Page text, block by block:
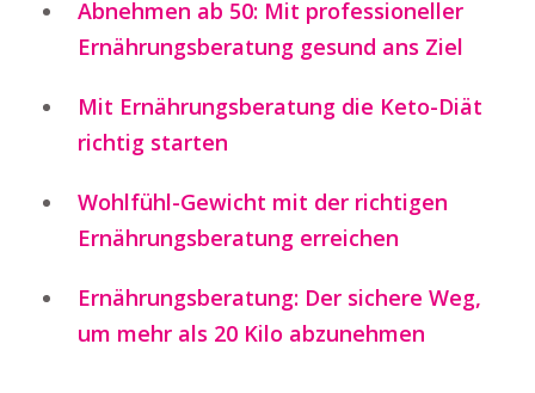
Abnehmen ab 50: Mit professioneller
Ernährungsberatung gesund ans Ziel
Mit Ernährungsberatung die Keto-Diät
richtig starten
Wohlfühl-Gewicht mit der richtigen
Ernährungsberatung erreichen
Ernährungsberatung: Der sichere Weg,
um mehr als 20 Kilo abzunehmen